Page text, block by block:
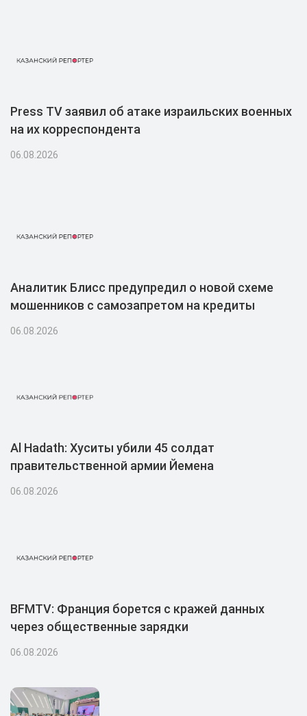
Press TV заявил об атаке израильских военных
на их корреспондента
06.08.2026
Аналитик Блисс предупредил о новой схеме
мошенников с самозапретом на кредиты
06.08.2026
Al Hadath: Хуситы убили 45 солдат
правительственной армии Йемена
06.08.2026
BFMTV: Франция борется с кражей данных
через общественные зарядки
06.08.2026